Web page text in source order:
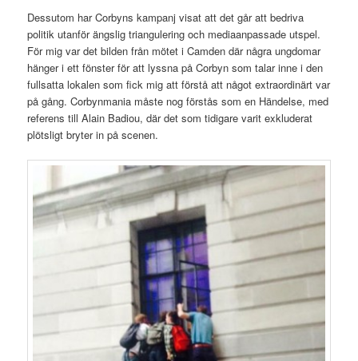
Dessutom har Corbyns kampanj visat att det går att bedriva
politik utanför ängslig triangulering och mediaanpassade utspel.
För mig var det bilden från mötet i Camden där några ungdomar
hänger i ett fönster för att lyssna på Corbyn som talar inne i den
fullsatta lokalen som fick mig att förstå att något extraordinärt var
på gång. Corbynmania måste nog förstås som en Händelse, med
referens till Alain Badiou, där det som tidigare varit exkluderat
plötsligt bryter in på scenen.